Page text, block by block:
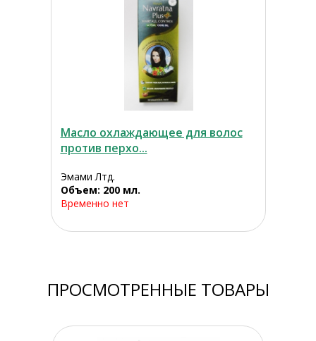
Масло охлаждающее для волос
против перхо...
Эмами Лтд.
Объем: 200 мл.
Временно нет
ПРОСМОТРЕННЫЕ ТОВАРЫ